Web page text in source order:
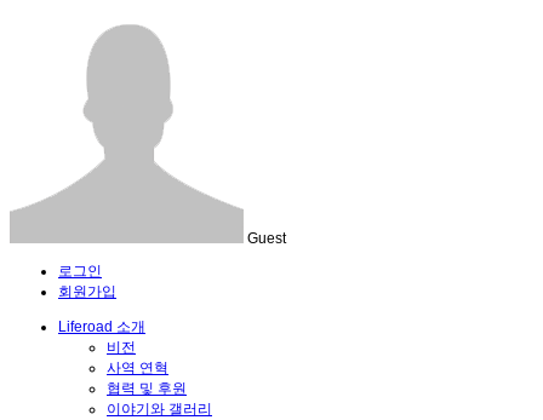
Guest
로그인
회원가입
Liferoad 소개
비전
사역 연혁
협력 및 후원
이야기와 갤러리